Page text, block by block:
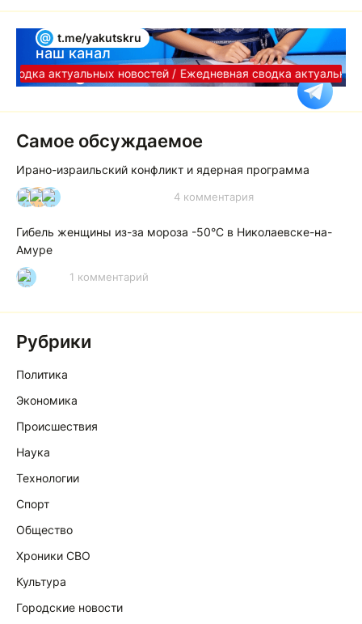
наш канал
Telegram
@ t.me/yakutskru
актуальных новостей / Ежедневная сводка актуальных
Самое обсуждаемое
Ирано-израильский конфликт и ядерная программа
И А А 4 комментария
Гибель женщины из-за мороза -50°C в Николаевске-на-
Амуре
Р 1 комментарий
Рубрики
Политика
Экономика
Происшествия
Наука
Технологии
Спорт
Общество
Хроники СВО
Культура
Городские новости